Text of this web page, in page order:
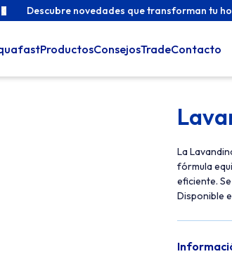
Descubre novedades que transforman tu
ProductosConsejosTradeContacto
La
fórmula
eficiente.
Disponible